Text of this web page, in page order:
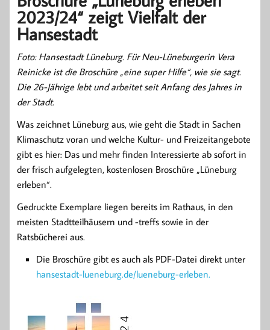
2023/24“ zeigt Vielfalt der
Hansestadt
Foto: Hansestadt Lüneburg. Für Neu-Lüneburgerin Vera
Reinicke ist die Broschüre „eine super Hilfe“, wie sie sagt.
Die 26-Jährige lebt und arbeitet seit Anfang des Jahres in
der Stadt.
Was zeichnet Lüneburg aus, wie geht die Stadt in Sachen
Klimaschutz voran und welche Kultur- und Freizeitangebote
gibt es hier: Das und mehr finden Interessierte ab sofort in
der frisch aufgelegten, kostenlosen Broschüre „Lüneburg
erleben“.
Gedruckte Exemplare liegen bereits im Rathaus, in den
meisten Stadtteilhäusern und -treffs sowie in der
Ratsbücherei aus.
Die Broschüre gibt es auch als PDF-Datei direkt unter
hansestadt-lueneburg.de/lueneburg-erleben.